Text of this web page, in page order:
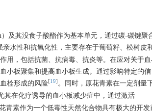
及其没食子酸酯作为基本单元，通过碳-碳键聚
水性和抗氧化性，主要存在于葡萄籽、松树皮
用，包括抗菌、抗病毒、抗炎等。在应对关于血
小板聚集和提高血小板生成。通过影响特定的
栓形成的风险[19] 。同时，原花青素在一定剂量
其在化疗诱导的血小板减少症中，通过激活
青素作为一个低毒性天然化合物具有极大的开发